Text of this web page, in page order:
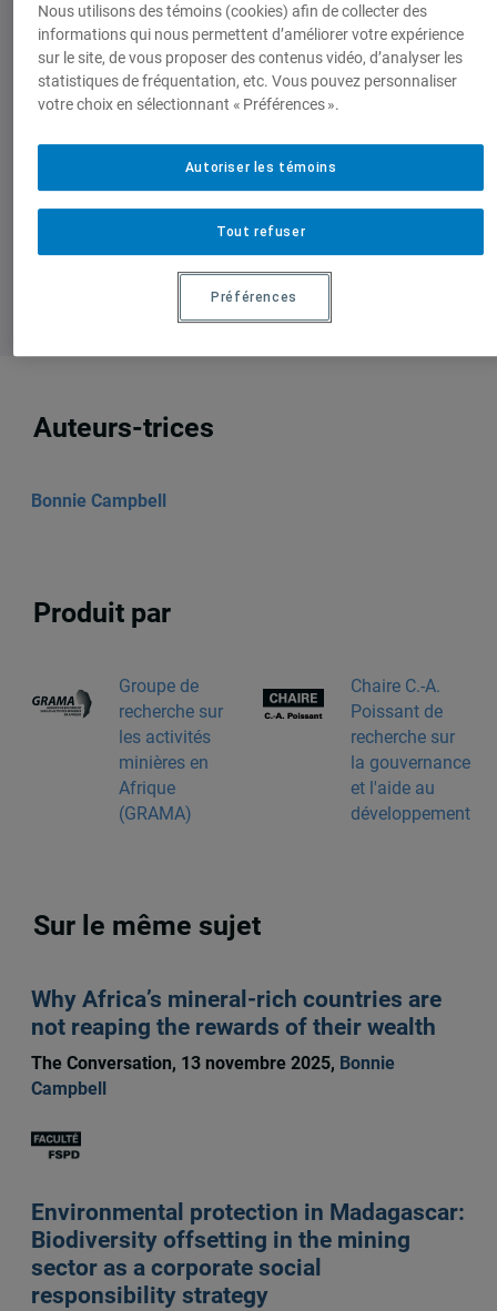
Paz (CIP-Ecosocial), Madrid (Espagne)
[PDF]
Auteurs-trices
Bonnie Campbell
Produit par
Groupe de
recherche sur
les activités
minières en
Afrique
(GRAMA)
Chaire C.-A.
Poissant de
recherche sur
la gouvernance
et l'aide au
développement
Sur le même sujet
Why Africa’s mineral-rich countries are
not reaping the rewards of their wealth
The Conversation, 13 novembre 2025, Bonnie
Campbell
Environmental protection in Madagascar:
Biodiversity offsetting in the mining
sector as a corporate social
responsibility strategy
Nous utilisons des témoins (cookies) afin de collecter des
informations qui nous permettent d’améliorer votre expérience
sur le site, de vous proposer des contenus vidéo, d’analyser les
statistiques de fréquentation, etc. Vous pouvez personnaliser
votre choix en sélectionnant « Préférences ».
Tout refuser
Autoriser les témoins
Préférences